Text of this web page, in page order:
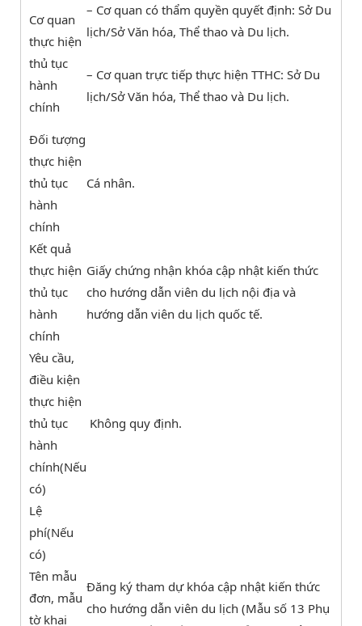
Cơ quan
thực hiện
thủ tục
hành
chính
– Cơ quan có thẩm quyền quyết định: Sở Du
lịch/Sở Văn hóa, Thể thao và Du lịch.
– Cơ quan trực tiếp thực hiện TTHC: Sở Du
lịch/Sở Văn hóa, Thể thao và Du lịch.
Đối tượng
thực hiện
thủ tục
hành
chính
Cá nhân.
Kết quả
thực hiện
thủ tục
hành
chính
Giấy chứng nhận khóa cập nhật kiến thức
cho hướng dẫn viên du lịch nội địa và
hướng dẫn viên du lịch quốc tế.
Yêu cầu,
điều kiện
thực hiện
thủ tục
hành
chính(Nếu
có)
Không quy định.
Lệ
phí(Nếu
có)
Tên mẫu
đơn, mẫu
tờ khai
Đăng ký tham dự khóa cập nhật kiến thức
cho hướng dẫn viên du lịch (Mẫu số 13 Phụ